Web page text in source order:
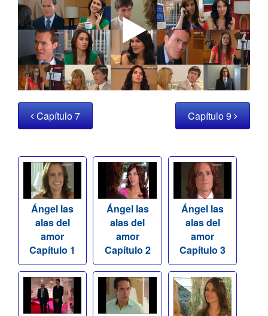
Capítulo 7 Capítulo 9
Ángel las
alas del
amor
Capítulo 1
Ángel las
alas del
amor
Capítulo 2
Ángel las
alas del
amor
Capítulo 3